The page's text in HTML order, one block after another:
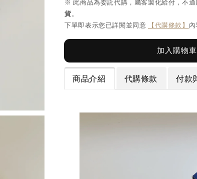
※ 此商品為委託代購，屬客製化給付，不
貨。
下單即表示您已詳閱並同意
【代購條款】
加入購物車
商品介紹 代購條款 付款